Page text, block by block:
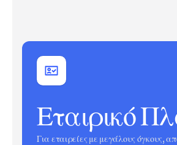
Εταιρικό
Για εταιρείες με μεγάλους όγκους,